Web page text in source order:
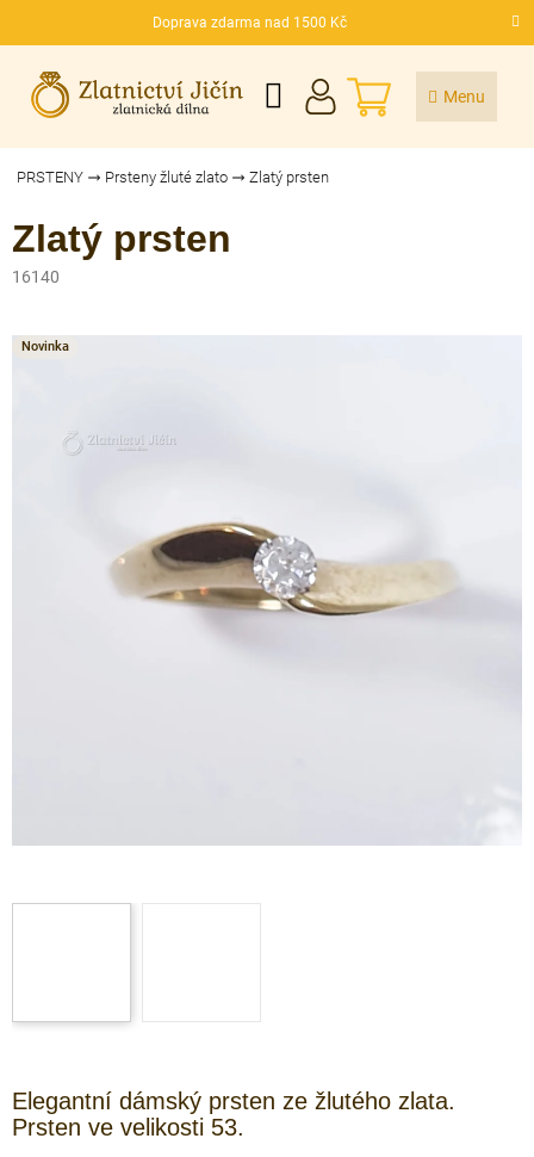
Doprava zdarma nad 1500 Kč
CZK
NÁKUPNÍ
KOŠÍK
PRSTENY Prsteny žluté zlato Zlatý prsten
Zlatý prsten
16140
Novinka
Elegantní dámský prsten ze žlutého zlata.
Prsten ve velikosti 53.